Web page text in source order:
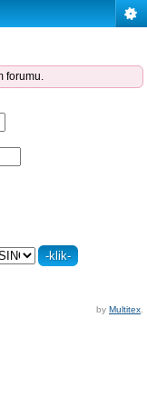
forumu.
by Multitex